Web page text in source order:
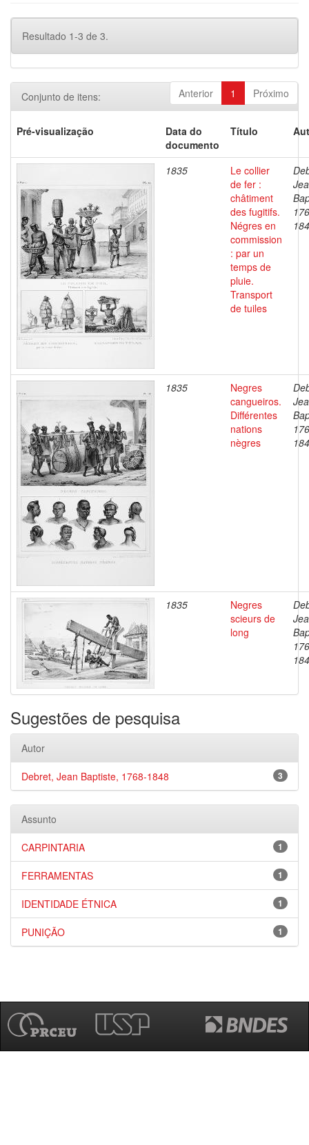
Resultado 1-3 de 3.
Anterior 1 Próximo
Conjunto de itens:
Pré-visualização
Data do
documento
Título
1835
Le collier
de fer :
châtiment
des fugitifs.
Négres en
commission
: par un
temps de
pluie.
Transport
de tuiles
1835
Negres
cangueiros.
Différentes
nations
nègres
1835
Negres
scieurs de
long
Sugestões de pesquisa
Autor
3
Debret, Jean Baptiste, 1768-1848
Assunto
1
CARPINTARIA
1
FERRAMENTAS
1
IDENTIDADE ÉTNICA
1
PUNIÇÃO